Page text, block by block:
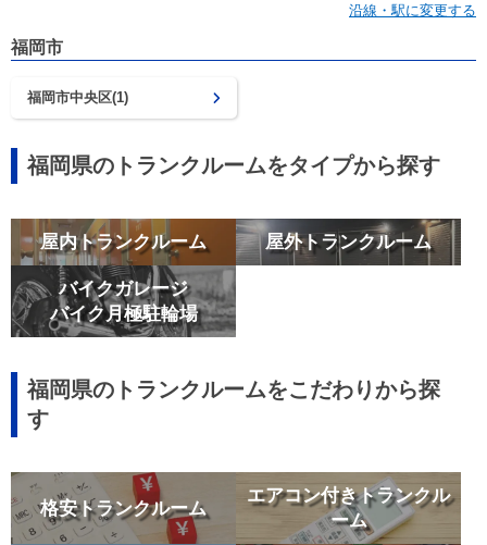
沿線・駅に変更する
福岡市
福岡市中央区(1)
福岡県のトランクルームをタイプから探す
屋内トランクルーム 屋外トランクルーム
バイクガレージ
バイク月極駐輪場
福岡県のトランクルームをこだわりから探
す
格安トランクルーム
エアコン付きトランクル
ーム